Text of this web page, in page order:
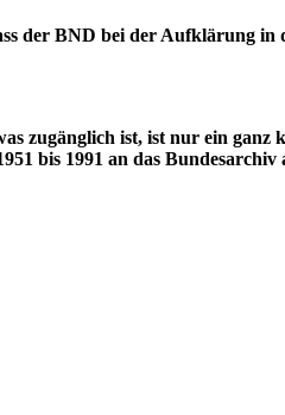
der BND bei der Aufklärung in
zugänglich ist, ist nur ein ganz
bis 1991 an das Bundesarchiv